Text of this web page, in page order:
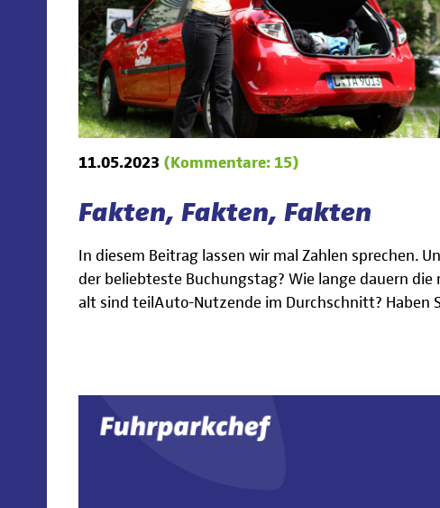
11.05.2023 (Kommentare: 15)
Fakten, Fakten, Fakten
In diesem Beitrag lassen wir mal Zahlen sprechen.
der beliebteste Buchungstag? Wie lange dauern die
alt sind teilAuto-Nutzende im Durchschnitt? Haben